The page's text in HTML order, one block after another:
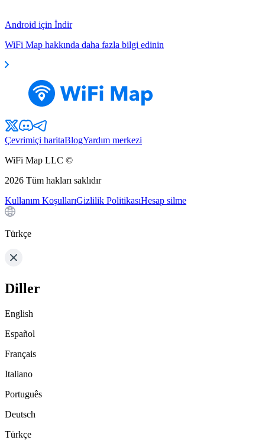
Android için İndir
WiFi Map hakkında daha fazla bilgi edinin
Çevrimiçi haritaBlogYardım merkezi
WiFi Map LLC ©
2026 Tüm hakları saklıdır
Kullanım KoşullarıGizlilik PolitikasıHesap silme
Türkçe
Diller
English
Español
Français
Italiano
Português
Deutsch
Türkçe